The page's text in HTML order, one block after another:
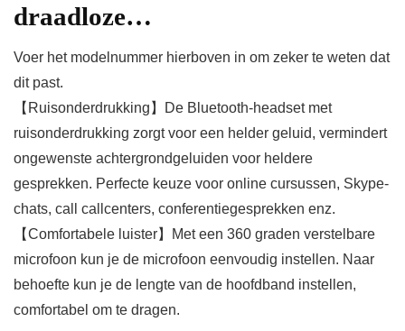
draadloze…
Voer het modelnummer hierboven in om zeker te weten dat
dit past.
【Ruisonderdrukking】De Bluetooth-headset met
ruisonderdrukking zorgt voor een helder geluid, vermindert
ongewenste achtergrondgeluiden voor heldere
gesprekken. Perfecte keuze voor online cursussen, Skype-
chats, call callcenters, conferentiegesprekken enz.
【Comfortabele luister】Met een 360 graden verstelbare
microfoon kun je de microfoon eenvoudig instellen. Naar
behoefte kun je de lengte van de hoofdband instellen,
comfortabel om te dragen.